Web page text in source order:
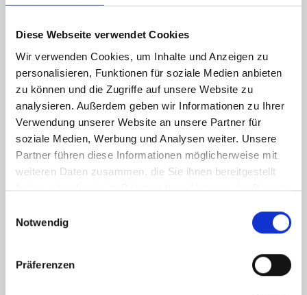
Diese Webseite verwendet Cookies
Wir verwenden Cookies, um Inhalte und Anzeigen zu
personalisieren, Funktionen für soziale Medien anbieten
zu können und die Zugriffe auf unsere Website zu
analysieren. Außerdem geben wir Informationen zu Ihrer
Verwendung unserer Website an unsere Partner für
soziale Medien, Werbung und Analysen weiter. Unsere
Partner führen diese Informationen möglicherweise mit
weiteren Daten zusammen, die Sie ihnen bereitgestellt
haben oder die sie im Rahmen Ihrer Nutzung der Dienste
Notwendig
Präferenzen